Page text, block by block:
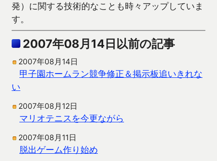
発）に関する技術的なことも時々アップしていま
す。
2007年08月14日以前の記事
2007年08月14日
甲子園ホームラン競争修正＆掲示板追いきれな
い
2007年08月12日
マリオテニスを今更ながら
2007年08月11日
脱出ゲーム作り始め